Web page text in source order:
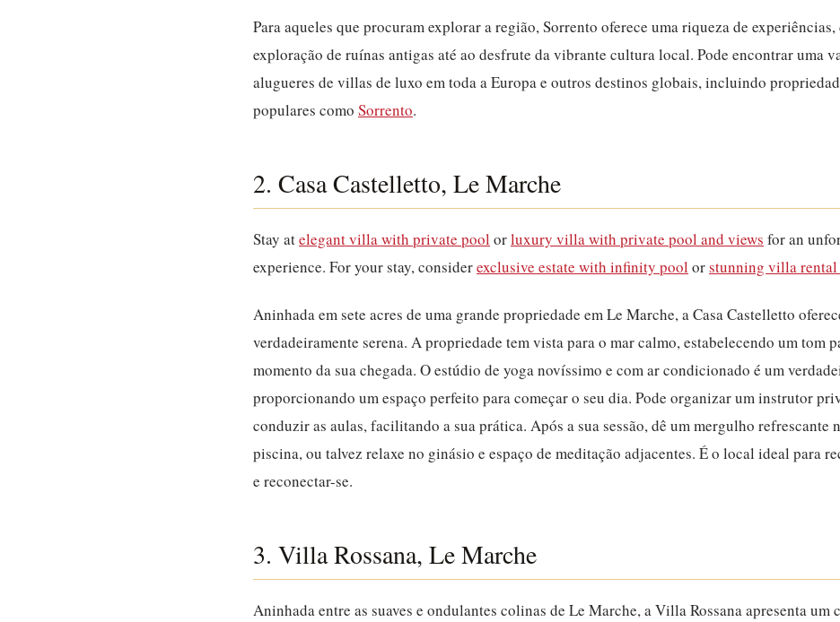
Para aqueles que procuram explorar a região, Sorrento oferece uma riqueza de experiências,
exploração de ruínas antigas até ao desfrute da vibrante cultura local. Pode encontrar uma
alugueres de villas de luxo em toda a Europa e outros destinos globais, incluindo
populares como Sorrento.
2. Casa Castelletto, Le Marche
Stay atelegant villa with private pool orluxury villa with private pool and views for an
experience. For your stay, considerexclusive estate with infinity pool orstunning villa
Aninhada em sete acres de uma grande propriedade em Le Marche, a Casa Castelletto
verdadeiramente serena. A propriedade tem vista para o mar calmo, estabelecendo um tom
momento da sua chegada. O estúdio de yoga novíssimo e com ar condicionado é um
proporcionando um espaço perfeito para começar o seu dia. Pode organizar um instrutor
conduzir as aulas, facilitando a sua prática. Após a sua sessão, dê um mergulho refrescante
piscina, ou talvez relaxe no ginásio e espaço de meditação adjacentes. É o local ideal para
e reconectar-se.
3. Villa Rossana, Le Marche
Aninhada entre as suaves e ondulantes colinas de Le Marche, a Villa Rossana apresenta um